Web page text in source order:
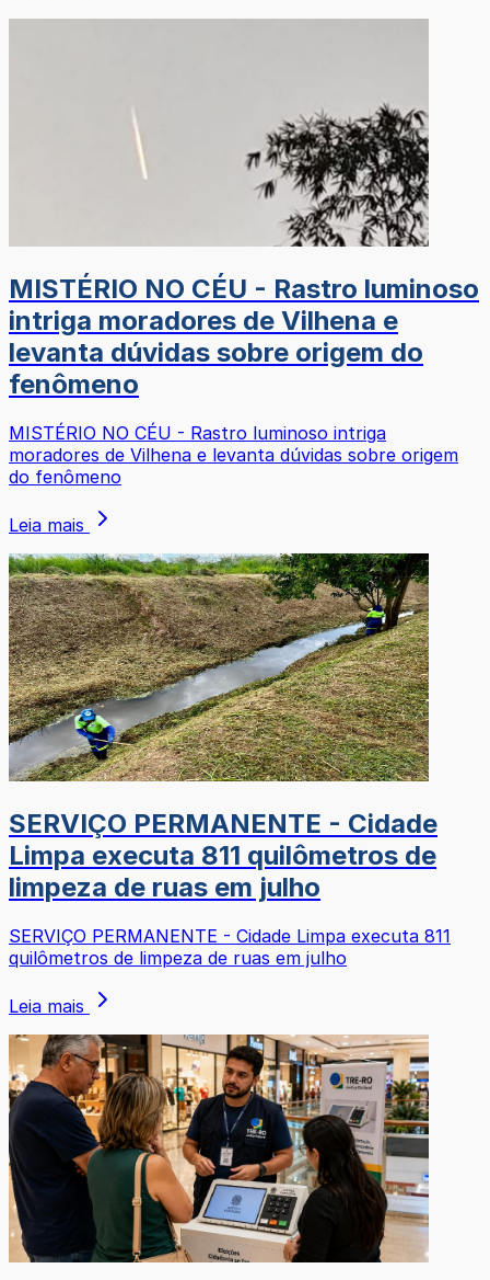
MISTÉRIO NO CÉU - Rastro luminoso
intriga moradores de Vilhena e
levanta dúvidas sobre origem do
fenômeno
MISTÉRIO NO CÉU - Rastro luminoso intriga
moradores de Vilhena e levanta dúvidas sobre origem
do fenômeno
Leia mais
SERVIÇO PERMANENTE - Cidade
Limpa executa 811 quilômetros de
limpeza de ruas em julho
SERVIÇO PERMANENTE - Cidade Limpa executa 811
quilômetros de limpeza de ruas em julho
Leia mais